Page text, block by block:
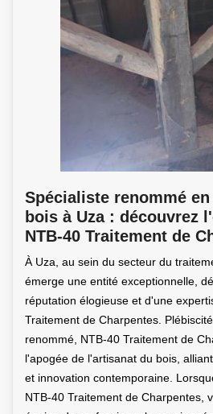
Spécialiste renommé
bois à Uza : découvrez
NTB-40 Traitement de
À Uza, au sein du secteur du
émerge une entité exceptionnelle,
réputation élogieuse et d'une
Traitement de Charpentes.
renommé, NTB-40 Traitement de
l'apogée de l'artisanat du bois,
et innovation contemporaine.
NTB-40 Traitement de Charpentes,